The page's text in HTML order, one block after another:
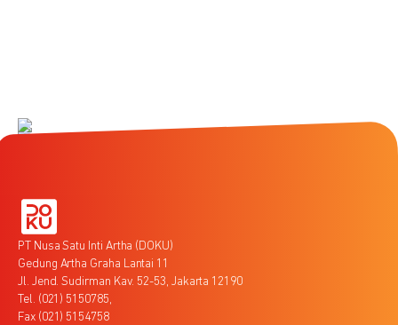
PT Nusa Satu Inti Artha (DOKU)
Gedung Artha Graha Lantai 11
Jl. Jend. Sudirman Kav. 52-53, Jakarta 12190
Tel. (021) 5150785,
Fax (021) 5154758